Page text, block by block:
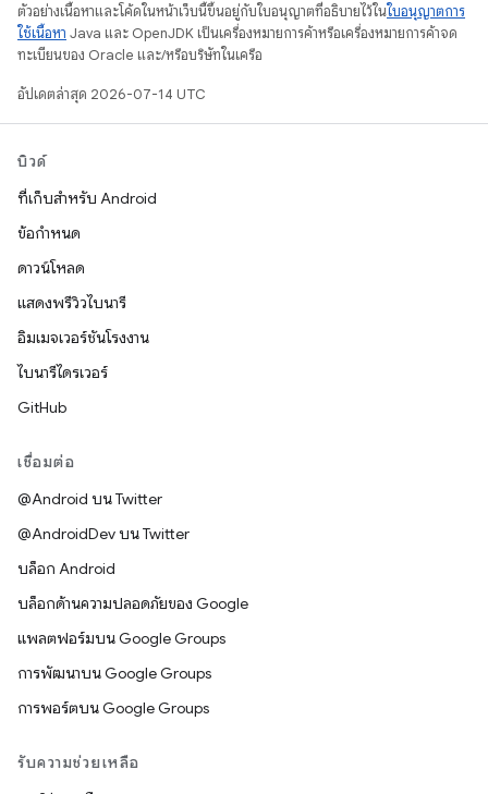
ตัวอย่างเนื้อหาและโค้ดในหน้าเว็บนี้ขึ้นอยู่กับใบอนุญาตที่อธิบายไว้ในใบอนุญาตการ
ใช้เนื้อหา Java และ OpenJDK เป็นเครื่องหมายการค้าหรือเครื่องหมายการค้าจด
ทะเบียนของ Oracle และ/หรือบริษัทในเครือ
อัปเดตล่าสุด 2026-07-14 UTC
บิวด์
ที่เก็บสำหรับ Android
ข้อกำหนด
ดาวน์โหลด
แสดงพรีวิวไบนารี
อิมเมจเวอร์ชันโรงงาน
ไบนารีไดรเวอร์
GitHub
เชื่อมต่อ
@Android บน Twitter
@AndroidDev บน Twitter
บล็อก Android
บล็อกด้านความปลอดภัยของ Google
แพลตฟอร์มบน Google Groups
การพัฒนาบน Google Groups
การพอร์ตบน Google Groups
รับความช่วยเหลือ